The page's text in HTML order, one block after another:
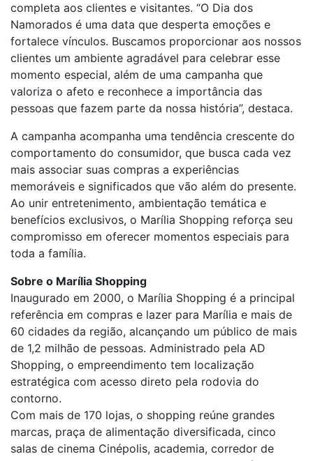
completa aos clientes e visitantes. “O Dia dos
Namorados é uma data que desperta emoções e
fortalece vínculos. Buscamos proporcionar aos nossos
clientes um ambiente agradável para celebrar esse
momento especial, além de uma campanha que
valoriza o afeto e reconhece a importância das
pessoas que fazem parte da nossa história”, destaca.
A campanha acompanha uma tendência crescente do
comportamento do consumidor, que busca cada vez
mais associar suas compras a experiências
memoráveis e significados que vão além do presente.
Ao unir entretenimento, ambientação temática e
benefícios exclusivos, o Marília Shopping reforça seu
compromisso em oferecer momentos especiais para
toda a família.
Sobre o Marília Shopping
Inaugurado em 2000, o Marília Shopping é a principal
referência em compras e lazer para Marília e mais de
60 cidades da região, alcançando um público de mais
de 1,2 milhão de pessoas. Administrado pela AD
Shopping, o empreendimento tem localização
estratégica com acesso direto pela rodovia do
contorno.
Com mais de 170 lojas, o shopping reúne grandes
marcas, praça de alimentação diversificada, cinco
salas de cinema Cinépolis, academia, corredor de